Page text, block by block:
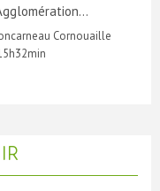
Cornouaille